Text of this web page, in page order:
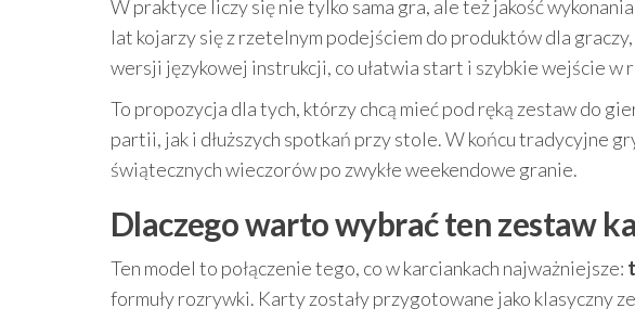
W praktyce liczy się nie tylko sama gra, ale też jakość
lat kojarzy się z rzetelnym podejściem do produktów dla
wersji językowej instrukcji, co ułatwia start i szybkie wejście w
To propozycja dla tych, którzy chcą mieć pod ręką zestaw do
partii, jak i dłuższych spotkań przy stole. W końcu tradycyjne
świątecznych wieczorów po zwykłe weekendowe granie.
Dlaczego warto wybrać ten zestaw
Ten model to połączenie tego, co w karciankach najważniejsze:
formuły rozrywki. Karty zostały przygotowane jako klasyczny